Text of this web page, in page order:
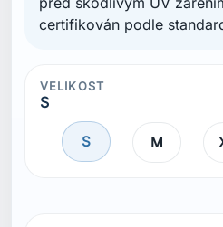
certifikován podle
VELIKOST
S
S M